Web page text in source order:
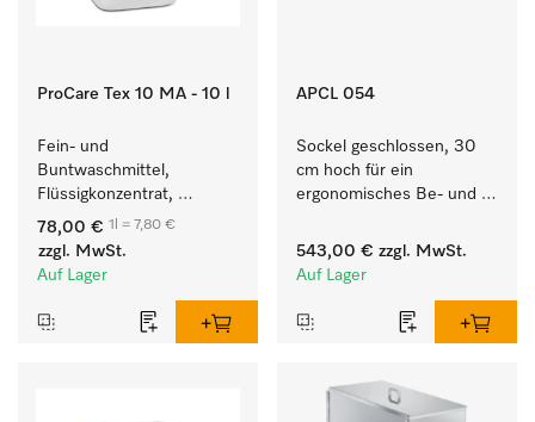
ProCare Tex 10 MA - 10 l
Fein- und
Buntwaschmittel,
Flüssigkonzentrat,
mildalkalisch, 10 l zur
Reinigung von
Buntwäsche und
78,00 € 1l = 7,80 €
zzgl. MwSt.
Auf Lager
APCL 054
Sockel geschlossen, 30
cm hoch für ein
ergonomisches Be- und
Waschmaschine und
Trockner.
543,00 € zzgl. MwSt.
Auf Lager